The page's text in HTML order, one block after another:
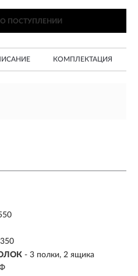
ПОСТУПЛЕНИИ
КОМПЛЕКТАЦИЯ
- 3 полки, 2 ящика